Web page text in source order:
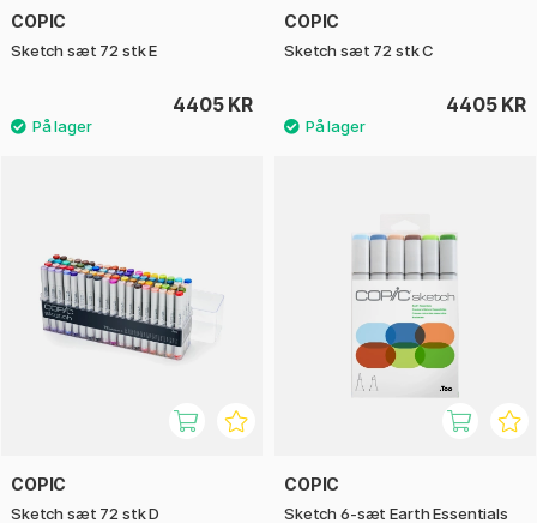
COPIC
Sketch sæt 72 stk E
4405 KR
COPIC
Sketch sæt 72 stk C
4405 KR
COPIC
Sketch sæt 72 stk D
COPIC
Sketch 6-sæt Earth Essentials